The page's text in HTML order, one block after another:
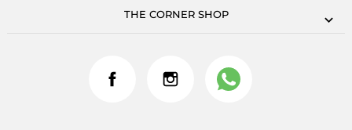
THE CORNER SHOP